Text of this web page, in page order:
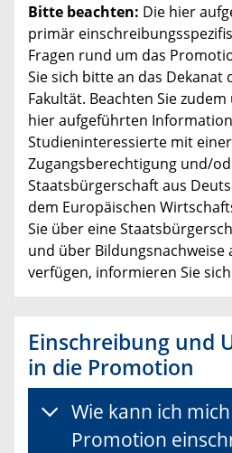
Bitte beachten: Die hier
primär
Fragen rund um das
Sie sich bitte an das Dekanat
Fakultät. Beachten Sie
hier aufgeführten
Studieninteressierte mit einer
Zugangsberechtigung und/
Staatsbürgerschaft aus
dem Europäischen
Sie über eine
und über Bildungsnachweise
verfügen, informieren Sie
Einschreibung und
in die Promotion
Wie kann ich
Promotion